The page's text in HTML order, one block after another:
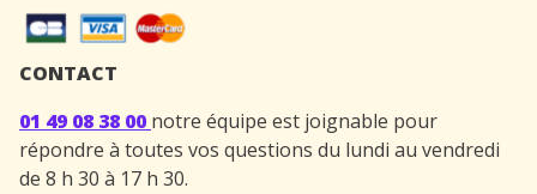
CONTACT
01 49 08 38 00 notre équipe est joignable pour
répondre à toutes vos questions du lundi au vendredi
de 8 h 30 à 17 h 30.